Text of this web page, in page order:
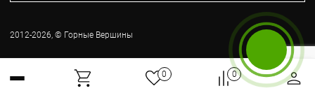
2012-2026, © Горные Вершины
0 0
Бесплатный звонок